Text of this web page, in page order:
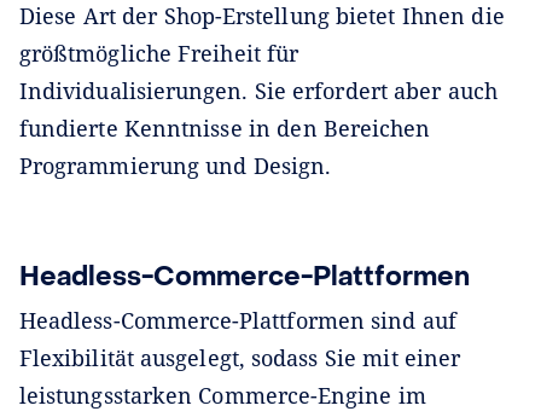
Diese Art der Shop-Erstellung bietet Ihnen die
größtmögliche Freiheit für
Individualisierungen. Sie erfordert aber auch
fundierte Kenntnisse in den Bereichen
Programmierung und Design.
Headless-Commerce-Plattformen
Headless-Commerce-Plattformen sind auf
Flexibilität ausgelegt, sodass Sie mit einer
leistungsstarken Commerce-Engine im